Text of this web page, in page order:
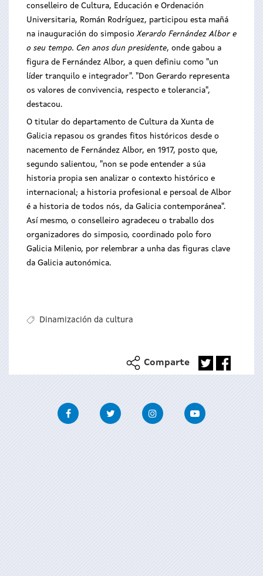
conselleiro de Cultura, Educación e Ordenación
Universitaria, Román Rodríguez, participou esta mañá
na inauguración do simposioXerardo Fernández Albor e
o seu tempo. Cen anos dun presidente, onde gabou a
figura de Fernández Albor, a quen definiu como "un
líder tranquilo e integrador". "Don Gerardo representa
os valores de convivencia, respecto e tolerancia",
destacou.
O titular do departamento de Cultura da Xunta de
Galicia repasou os grandes fitos históricos desde o
nacemento de Fernández Albor, en 1917, posto que,
segundo salientou, "non se pode entender a súa
historia propia sen analizar o contexto histórico e
internacional; a historia profesional e persoal de Albor
é a historia de todos nós, da Galicia contemporánea".
Así mesmo, o conselleiro agradeceu o traballo dos
organizadores do simposio, coordinado polo foro
Galicia Milenio, por relembrar a unha das figuras clave
da Galicia autonómica.
Dinamización da cultura
Comparte
FacebookTwitter InstagramYoutube